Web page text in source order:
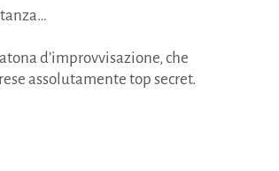
d’improvvisazione, che
assolutamente top secret.